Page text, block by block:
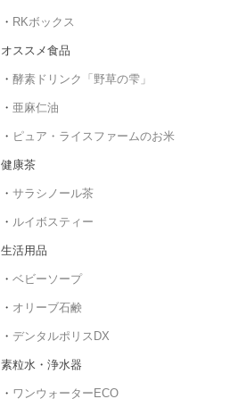
・ RKボックス
オススメ食品
・ 酵素ドリンク「野草の雫」
・ 亜麻仁油
・ ピュア・ライスファームのお米
健康茶
・ サラシノール茶
・ ルイボスティー
生活用品
・ ベビーソープ
・ オリーブ石鹸
・ デンタルポリスDX
素粒水・浄水器
・ ワンウォーターECO